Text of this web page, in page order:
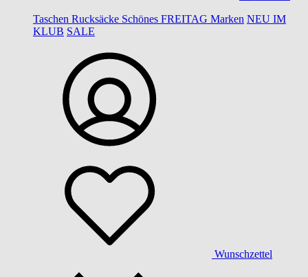
Taschen Rucksäcke Schönes FREITAG Marken NEU IM
KLUB SALE
Wunschzettel